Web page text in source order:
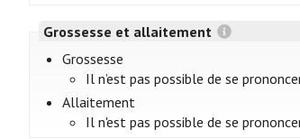
Grossesse et allaitement
Grossesse
Il n’est pas possible de se
Allaitement
Il n'est pas possible de se